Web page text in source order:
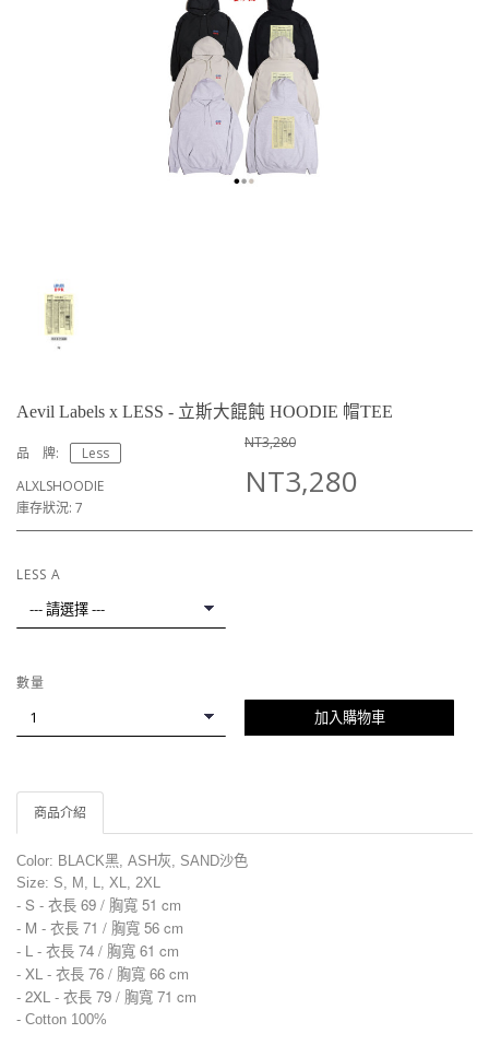
Aevil Labels x LESS - 立斯大餛飩 HOODIE 帽TEE
品 牌:
Less
ALXLSHOODIE
庫存狀況: 7
NT3,280
NT3,280
LESS A
數量
加入購物車
商品介紹
Color: BLACK黑, ASH灰, SAND沙色
Size: S, M, L, XL, 2XL
- S - 衣長 69 / 胸寬 51 cm
- M - 衣長 71 / 胸寬 56 cm
- L - 衣長 74 / 胸寬 61 cm
- XL - 衣長 76 / 胸寬 66 cm
- 2XL - 衣長 79 / 胸寬 71 cm
- Cotton 100%